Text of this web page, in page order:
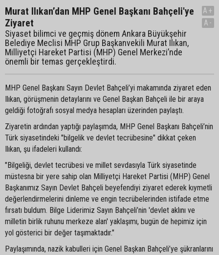
Murat Ilıkan’dan MHP Genel Başkanı Bahçeli'ye
Ziyaret
Siyaset bilimci ve geçmiş dönem Ankara Büyükşehir
Belediye Meclisi MHP Grup Başkanvekili Murat Ilıkan,
Milliyetçi Hareket Partisi (MHP) Genel Merkezi’nde
önemli bir temas gerçekleştirdi.
A+
A-
MHP Genel Başkanı Sayın Devlet Bahçeli’yi makamında ziyaret eden
Ilıkan, görüşmenin detaylarını ve Genel Başkan Bahçeli ile bir araya
geldiği fotoğrafı sosyal medya hesapları üzerinden paylaştı.
Ziyaretin ardından yaptığı paylaşımda, MHP Genel Başkanı Bahçeli’nin
Türk siyasetindeki "bilgelik ve devlet tecrübesine" dikkat çeken
Ilıkan, şu ifadeleri kullandı:
"Bilgeliği, devlet tecrübesi ve millet sevdasıyla Türk siyasetinde
müstesna bir yere sahip olan Milliyetçi Hareket Partisi (MHP) Genel
Başkanımız Sayın Devlet Bahçeli beyefendiyi ziyaret ederek kıymetli
değerlendirmelerini dinleme ve engin tecrübelerinden istifade etme
fırsatı buldum. Bilge Liderimiz Sayın Bahçeli’nin 'devlet aklını ve
milletin birlik ruhunu merkeze alan' yaklaşımı, bugün de hepimiz için
yol gösterici bir değer taşımaktadır."
Paylaşımında, nazik kabulleri için Genel Başkan Bahçeli’ye şükranlarını